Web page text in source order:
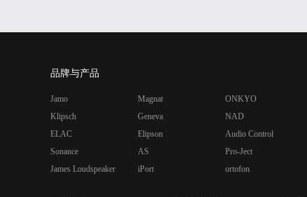
品牌与产品
Jamo
Klipsch
ELAC
Sonance
James Loudspeaker
Magnat
Geneva
Elipson
AS
iPort
ONKYO
NAD
Audio Control
Pro-Ject
ortofon